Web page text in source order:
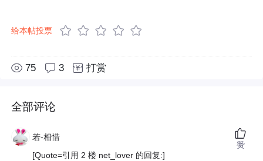
给本帖投票
75 3 打赏
全部评论
若-相惜
[Quote=引用 2 楼 net_lover 的回复:]
赞